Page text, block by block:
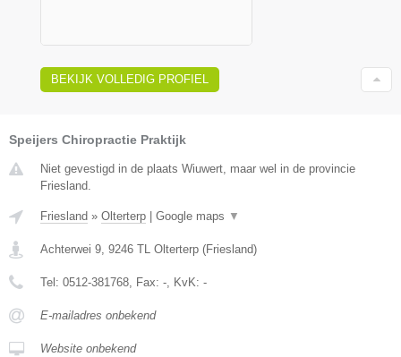
BEKIJK VOLLEDIG PROFIEL
Speijers Chiropractie Praktijk
Niet gevestigd in de plaats Wiuwert, maar wel in de provincie
Friesland.
Friesland » Olterterp Google maps ▼
Achterwei 9, 9246 TL Olterterp (Friesland)
Tel: 0512-381768, Fax: -, KvK: -
E-mailadres onbekend
Website onbekend